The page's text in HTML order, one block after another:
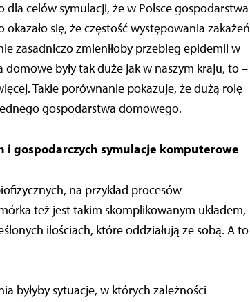
dla celów symulacji, że w Polsce gospodarstwa
się, że częstość występowania zakażeń
zasadniczo zmieniłoby przebieg epidemii w
były tak duże jak w naszym kraju, to –
Takie porównanie pokazuje, że dużą rolę
gospodarstwa domowego.
i gospodarczych symulacje komputerowe
na przykład procesów
też jest takim skomplikowanym układem,
ilościach, które oddziałują ze sobą. A to
byłyby sytuacje, w których zależności